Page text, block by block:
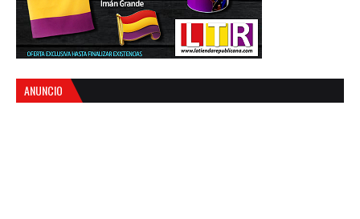
ANUNCIO